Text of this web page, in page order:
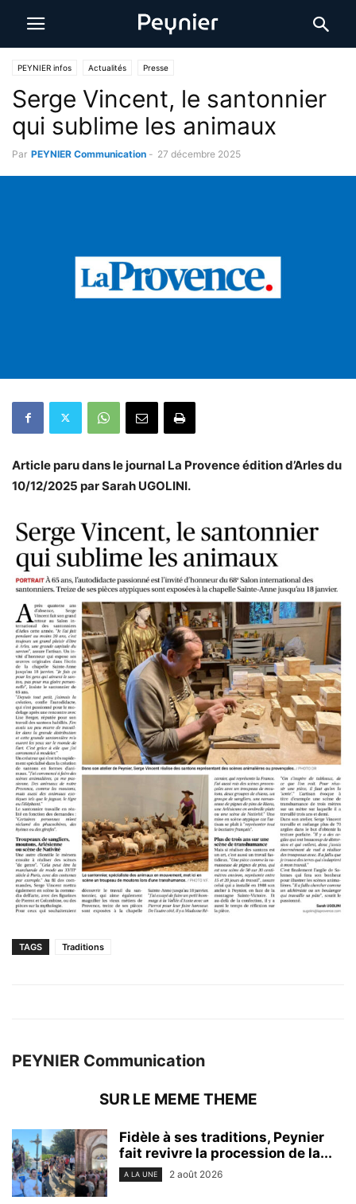
PEYNIER infos Actualités Presse
Serge Vincent, le santonnier
qui sublime les animaux
Par PEYNIER Communication - 27 décembre 2025
Article paru dans le journal La Provence édition d’Arles du
10/12/2025 par Sarah UGOLINI.
TAGS Traditions
PEYNIER Communication
SUR LE MEME THEME
Fidèle à ses traditions, Peynier
fait revivre la procession de la...
A LA UNE 2 août 2026